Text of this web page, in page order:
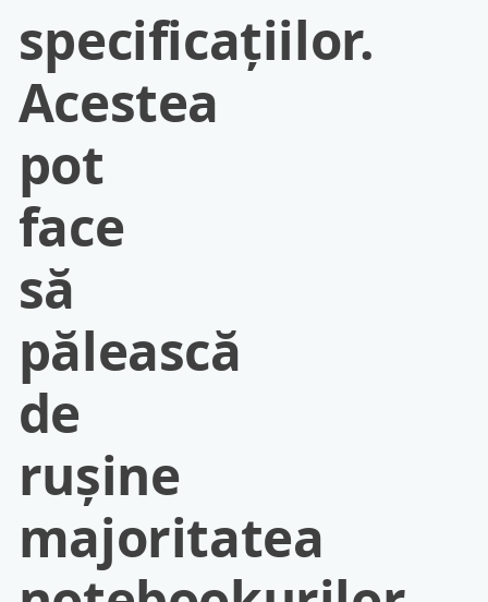
specificaţiilor.
Acestea
pot
face
să
pălească
de
ruşine
majoritatea